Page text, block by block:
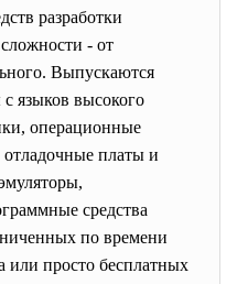
разработки
- от
Выпускаются
языков высокого
операционные
платы и
средства
по времени
или просто бесплатных